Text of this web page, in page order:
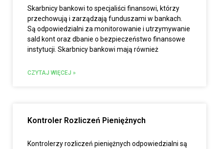
Skarbnicy bankowi to specjaliści finansowi, którzy
przechowują i zarządzają funduszami w bankach.
Są odpowiedzialni za monitorowanie i utrzymywanie
sald kont oraz dbanie o bezpieczeństwo finansowe
instytucji. Skarbnicy bankowi mają również
CZYTAJ WIĘCEJ »
Kontroler Rozliczeń Pieniężnych
Kontrolerzy rozliczeń pieniężnych odpowiedzialni są